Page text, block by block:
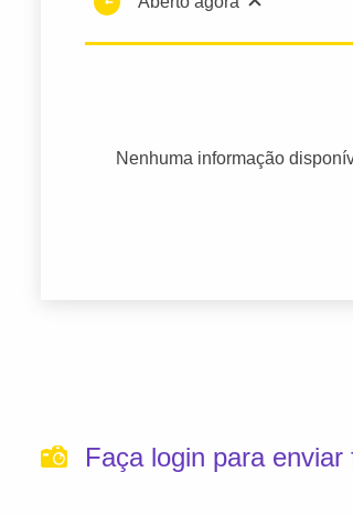
Nenhuma informação
Faça login para enviar